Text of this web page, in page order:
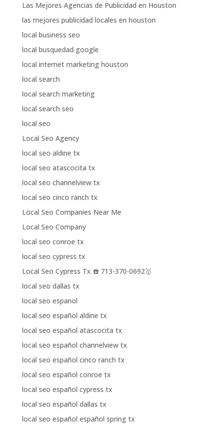
Las Mejores Agencias de Publicidad en Houston
las mejores publicidad locales en houston
local business seo
local busquedad google
local internet marketing houston
local search
local search marketing
local search seo
local seo
Local Seo Agency
local seo aldine tx
local seo atascocita tx
local seo channelview tx
local seo cinco ranch tx
Local Seo Companies Near Me
Local Seo Company
local seo conroe tx
local seo cypress tx
Local Seo Cypress Tx ☎️ 713-370-0692🥇
local seo dallas tx
local seo espanol
local seo español aldine tx
local seo español atascocita tx
local seo español channelview tx
local seo español cinco ranch tx
local seo español conroe tx
local seo español cypress tx
local seo español dallas tx
local seo español español spring tx